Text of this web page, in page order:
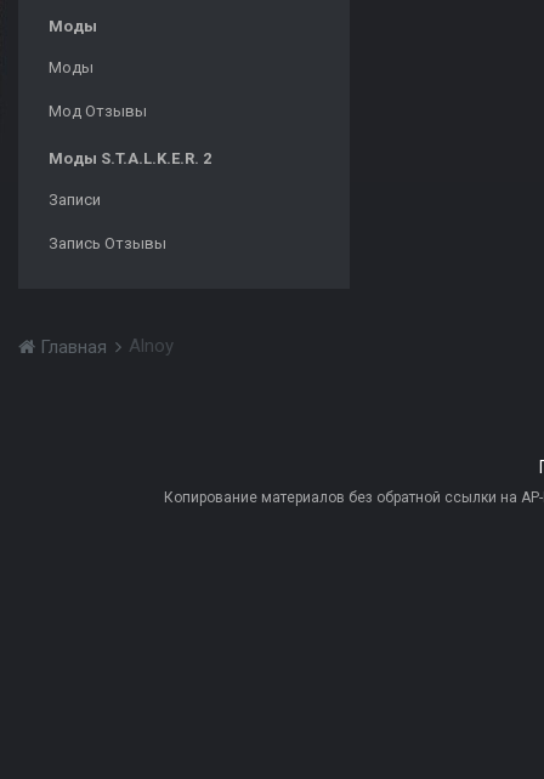
Моды
Моды
Мод Отзывы
Моды S.T.A.L.K.E.R. 2
Записи
Запись Отзывы
Главная Alnoy
Копирование материалов без обратной ссылки на